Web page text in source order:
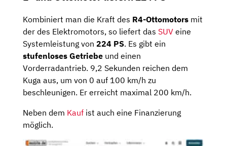
Kombiniert man die Kraft des R4-Ottomotors mit
der des Elektromotors, so liefert das SUV eine
Systemleistung von 224 PS. Es gibt ein
stufenloses Getriebe und einen
Vorderradantrieb. 9,2 Sekunden reichen dem
Kuga aus, um von 0 auf 100 km/h zu
beschleunigen. Er erreicht maximal 200 km/h.
Neben dem Kauf ist auch eine Finanzierung
möglich.